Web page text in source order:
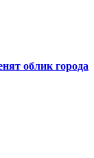
облик города